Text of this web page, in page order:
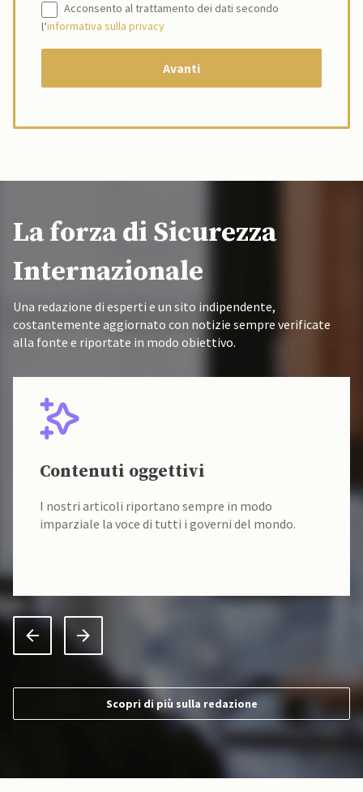
Acconsento al trattamento dei dati secondo
l’informativa sulla privacy
La forza di Sicurezza
Internazionale
Una redazione di esperti e un sito indipendente,
costantemente aggiornato con notizie sempre verificate
alla fonte e riportate in modo obiettivo.
Contenuti oggettivi
I nostri articoli riportano sempre in modo
imparziale la voce di tutti i governi del mondo.
Scopri di più sulla redazione